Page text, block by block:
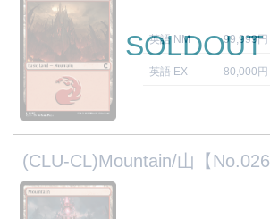
英語 NM 99,999円
英語 EX 80,000円
SOLDOUT
(CLU-CL)Mountain/山【